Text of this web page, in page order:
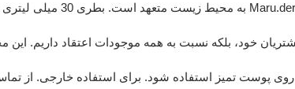
خود، بلکه نسبت به همه موجودات اعتقاد داریم.
پوست تمیز استفاده شود. برای استفاده خارجی. از